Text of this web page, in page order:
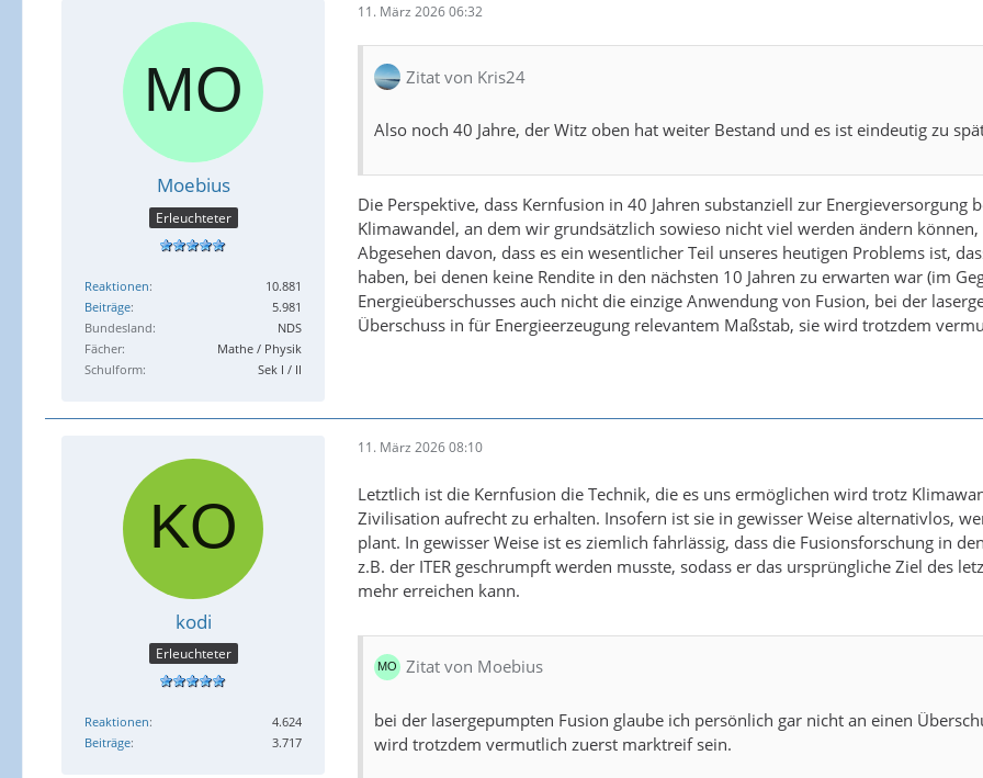
Moebius
Erleuchteter
Reaktionen
10.881
Beiträge
5.981
Bundesland
NDS
Fächer
Mathe / Physik
Schulform
Sek I / II
11. März 2026 06:32
Zitat von Kris24
Also noch 40 Jahre, der Witz oben hat weiter Bestand und es ist eindeutig zu
Die Perspektive, dass Kernfusion in 40 Jahren substanziell zur
Klimawandel, an dem wir grundsätzlich sowieso nicht viel werden ändern
Abgesehen davon, dass es ein wesentlicher Teil unseres heutigen Problems ist,
haben, bei denen keine Rendite in den nächsten 10 Jahren zu erwarten war (im
Energieüberschusses auch nicht die einzige Anwendung von Fusion, bei der
Überschuss in für Energieerzeugung relevantem Maßstab, sie wird trotzdem
kodi
Erleuchteter
Reaktionen
4.624
Beiträge
3.717
11. März 2026 08:10
Letztlich ist die Kernfusion die Technik, die es uns ermöglichen wird trotz
Zivilisation aufrecht zu erhalten. Insofern ist sie in gewisser Weise alternativlos,
plant. In gewisser Weise ist es ziemlich fahrlässig, dass die Fusionsforschung in
z.B. der ITER geschrumpft werden musste, sodass er das ursprüngliche Ziel des
mehr erreichen kann.
Zitat von Moebius
bei der lasergepumpten Fusion glaube ich persönlich gar nicht an einen
wird trotzdem vermutlich zuerst marktreif sein.